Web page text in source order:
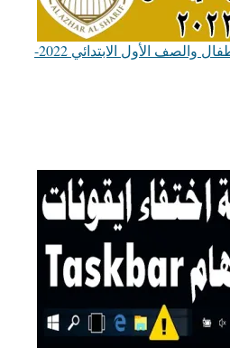
التقديم بالازهر لرياض الاطفال والصف الأول الابتدائي 2022-